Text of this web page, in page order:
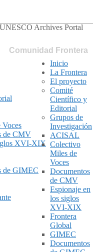
Comunidad Frontera
de CMV
XVI-XIX
de GIMEC
Inicio
La Frontera
El proyecto
Comité
Científico y
Editorial
Grupos de
Investigación
ACISAL
Colectivo
Miles de
Voces
Documentos
de CMV
Espionaje en
los siglos
XVI-XIX
Frontera
Global
GIMEC
Documentos